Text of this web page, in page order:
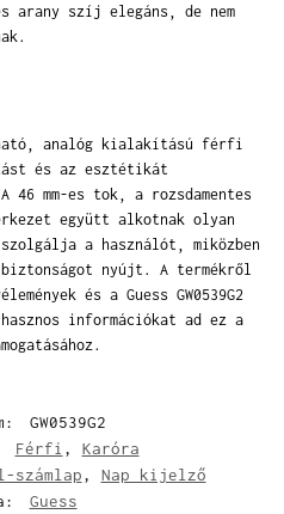
arany szíj elegáns, de nem
analóg kialakítású férfi
és az esztétikát
mm-es tok, a rozsdamentes
együtt alkotnak olyan
a használót, miközben
nyújt. A termékről
és a Guess GW0539G2
információkat ad ez a
GW0539G2
Férfi , Karóra
számlap, Nap kijelző
Guess